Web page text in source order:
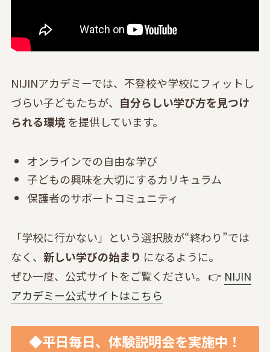
NIJINアカデミーでは、不登校や学校にフィットし
づらい子どもたちが、 自分らしい学び方を見つけ
られる環境を提供しています。
オンラインでの自由な学び
子どもの興味を大切にするカリキュラム
保護者のサポートコミュニティ
「学校に行かない」という選択肢が“終わり”では
なく、 新しい学びの始まり になるように。
ぜひ一度、公式サイトをご覧ください。 👉 NIJIN
アカデミー公式サイトはこちら
◆平日毎日、体験説明会を実施中！